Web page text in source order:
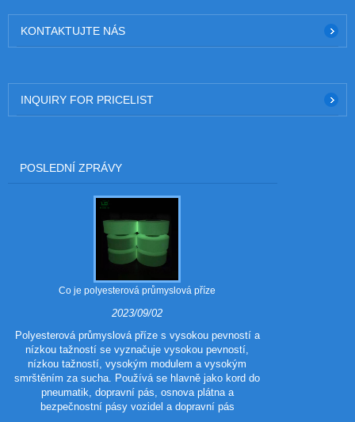
KONTAKTUJTE NÁS
INQUIRY FOR PRICELIST
POSLEDNÍ ZPRÁVY
Co je polyesterová průmyslová příze
2023/09/02
Polyesterová průmyslová příze s vysokou pevností a
nízkou tažností se vyznačuje vysokou pevností,
nízkou tažností, vysokým modulem a vysokým
smrštěním za sucha. Používá se hlavně jako kord do
pneumatik, dopravní pás, osnova plátna a
bezpečnostní pásy vozidel a dopravní pás